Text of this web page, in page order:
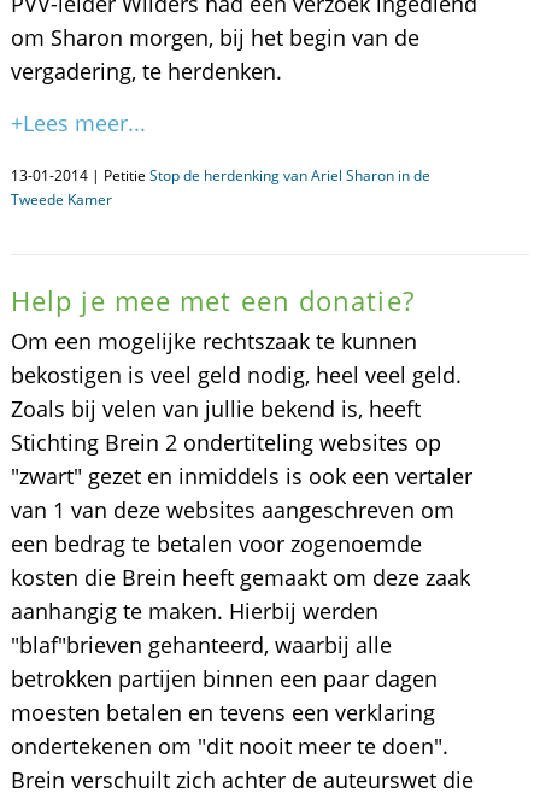
om Sharon morgen, bij het begin van de
vergadering, te herdenken.
+Lees meer...
13-01-2014 | Petitie Stop de herdenking van Ariel Sharon in de
Tweede Kamer
Help je mee met een donatie?
Om een mogelijke rechtszaak te kunnen
bekostigen is veel geld nodig, heel veel geld.
Zoals bij velen van jullie bekend is, heeft
Stichting Brein 2 ondertiteling websites op
"zwart" gezet en inmiddels is ook een vertaler
van 1 van deze websites aangeschreven om
een bedrag te betalen voor zogenoemde
kosten die Brein heeft gemaakt om deze zaak
aanhangig te maken. Hierbij werden
"blaf"brieven gehanteerd, waarbij alle
betrokken partijen binnen een paar dagen
moesten betalen en tevens een verklaring
ondertekenen om "dit nooit meer te doen".
Brein verschuilt zich achter de auteurswet die